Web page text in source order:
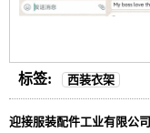
标签: 西装衣架
迎接服装配件工业有限公司